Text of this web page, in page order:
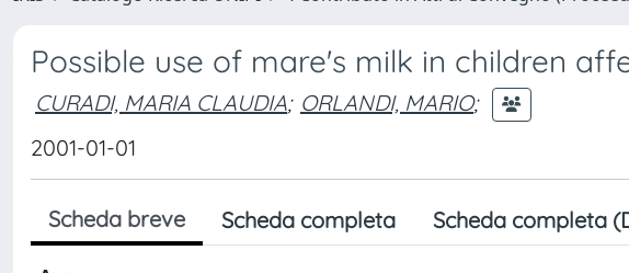
Possible use of mare's milk in children
CURADI, MARIA CLAUDIA; ORLANDI, MARIO;
2001-01-01
Scheda breve Scheda completa Scheda completa